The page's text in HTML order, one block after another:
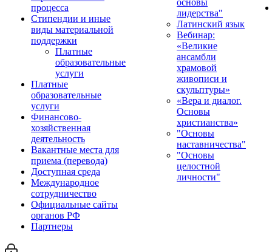
процесса
Стипендии и иные
виды материальной
поддержки
Платные
образовательные
услуги
Платные
образовательные
услуги
Финансово-
хозяйственная
деятельность
Вакантные места для
приема (перевода)
Доступная среда
Международное
сотрудничество
Официальные сайты
органов РФ
Партнеры
основы
лидерства"
Латинский язык
Вебинар:
«Великие
ансамбли
храмовой
живописи и
скульптуры»
«Вера и диалог.
Основы
христианства»
"Основы
наставничества"
"Основы
целостной
личности"